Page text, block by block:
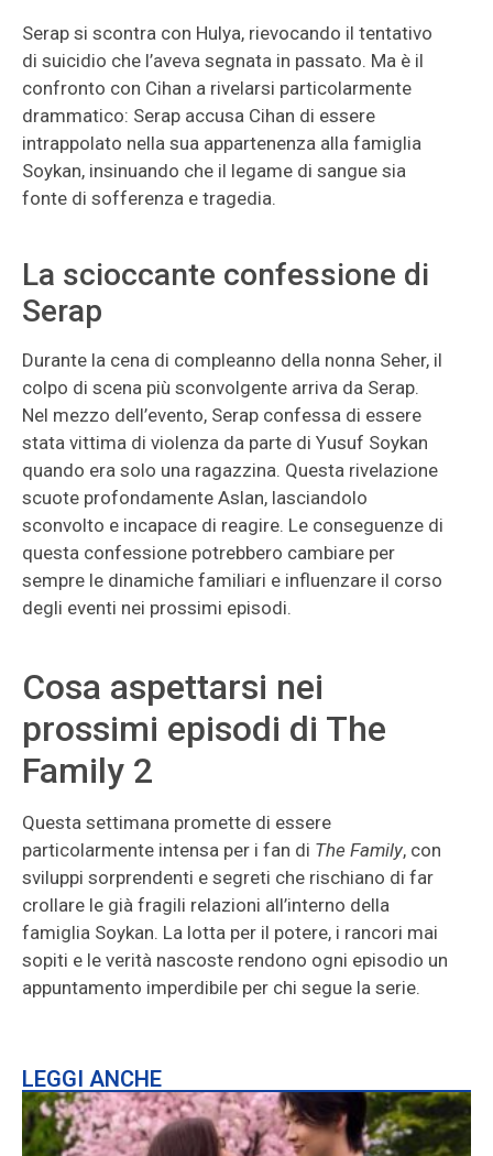
Serap si scontra con Hulya, rievocando il tentativo
di suicidio che l’aveva segnata in passato. Ma è il
confronto con Cihan a rivelarsi particolarmente
drammatico: Serap accusa Cihan di essere
intrappolato nella sua appartenenza alla famiglia
Soykan, insinuando che il legame di sangue sia
fonte di sofferenza e tragedia.
La scioccante confessione di
Serap
Durante la cena di compleanno della nonna Seher, il
colpo di scena più sconvolgente arriva da Serap.
Nel mezzo dell’evento, Serap confessa di essere
stata vittima di violenza da parte di Yusuf Soykan
quando era solo una ragazzina. Questa rivelazione
scuote profondamente Aslan, lasciandolo
sconvolto e incapace di reagire. Le conseguenze di
questa confessione potrebbero cambiare per
sempre le dinamiche familiari e influenzare il corso
degli eventi nei prossimi episodi.
Cosa aspettarsi nei
prossimi episodi di The
Family 2
Questa settimana promette di essere
particolarmente intensa per i fan di The Family, con
sviluppi sorprendenti e segreti che rischiano di far
crollare le già fragili relazioni all’interno della
famiglia Soykan. La lotta per il potere, i rancori mai
sopiti e le verità nascoste rendono ogni episodio un
appuntamento imperdibile per chi segue la serie.
LEGGI ANCHE